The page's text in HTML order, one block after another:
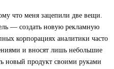
что меня зацепили две вещи.
— создать новую рекламную
корпорациях аналитики часто
и вносят лишь небольшие
новый продукт своими руками